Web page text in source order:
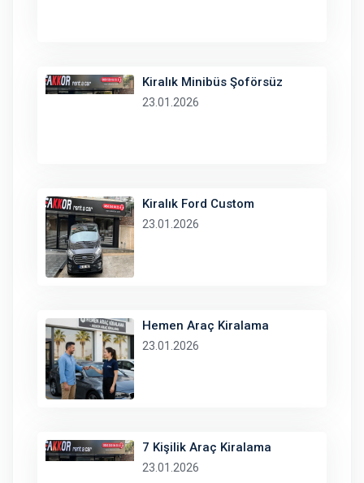
Kiralık Minibüs Şoförsüz
23.01.2026
Kiralık Ford Custom
23.01.2026
Hemen Araç Kiralama
23.01.2026
7 Kişilik Araç Kiralama
23.01.2026